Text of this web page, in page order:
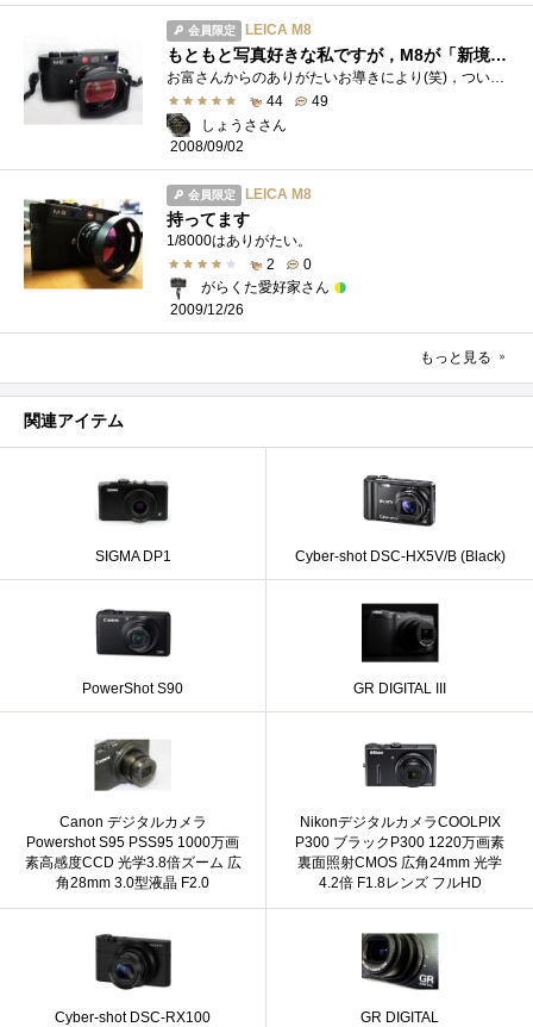
会員限定 LEICA M8
もともと写真好きな私ですが，M8が「新境地への扉を開く，重厚なるカギ」になってくれることを期待しつつ自分の写真魂にも期待！
お富さんからのありがたいお導きにより(笑)，ついに私もLeica道に入門することとなりました．このトシになって，自分への誕生日プレゼントをが�...
44
49
しょうささん
2008/09/02
会員限定 LEICA M8
持ってます
1/8000はありがたい。
2
0
がらくた愛好家さん
2009/12/26
もっと見る
関連アイテム
SIGMA DP1 Cyber-shot DSC-HX5V/B (Black)
PowerShot S90 GR DIGITAL III
Canon デジタルカメラ
Powershot S95 PSS95 1000万画
素高感度CCD 光学3.8倍ズーム 広
角28mm 3.0型液晶 F2.0
NikonデジタルカメラCOOLPIX
P300 ブラックP300 1220万画素
裏面照射CMOS 広角24mm 光学
4.2倍 F1.8レンズ フルHD
Cyber-shot DSC-RX100 GR DIGITAL